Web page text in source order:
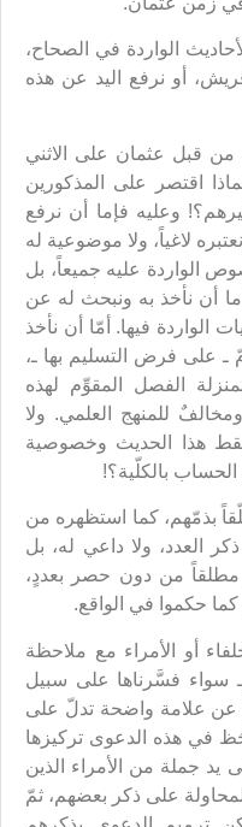
الواردة في الصحاح،
أو نرفع اليد عن هذه
من قبل عثمان على الاثني
اقتصر على المذكورين
وعليه فإما أن نرفع
لاغياً، ولا موضوعية له
الواردة عليه جميعاً، بل
أن نأخذ به ونبحث له عن
فيها. أمّا أن نأخذ
على فرض التسليم بها ـ،
الفصل المقوِّم لهذه
للمنهج العلمي. ولا
هذا الحديث وخصوصية
الحساب بالكلّية؟!
بذمّهم، كما استظهره من
العدد، ولا داعي له، بل
مطلقاً من دون حصر بعددٍ،
كما حكموا في الواقع.
أو الأمراء مع ملاحظة
سواء فسَّرناها على سبيل
عن علامة واضحة تدلّ على
في هذه الدعوى تركيزها
جملة من الأمراء الذين
على ذكر بعضهم، ثمّ